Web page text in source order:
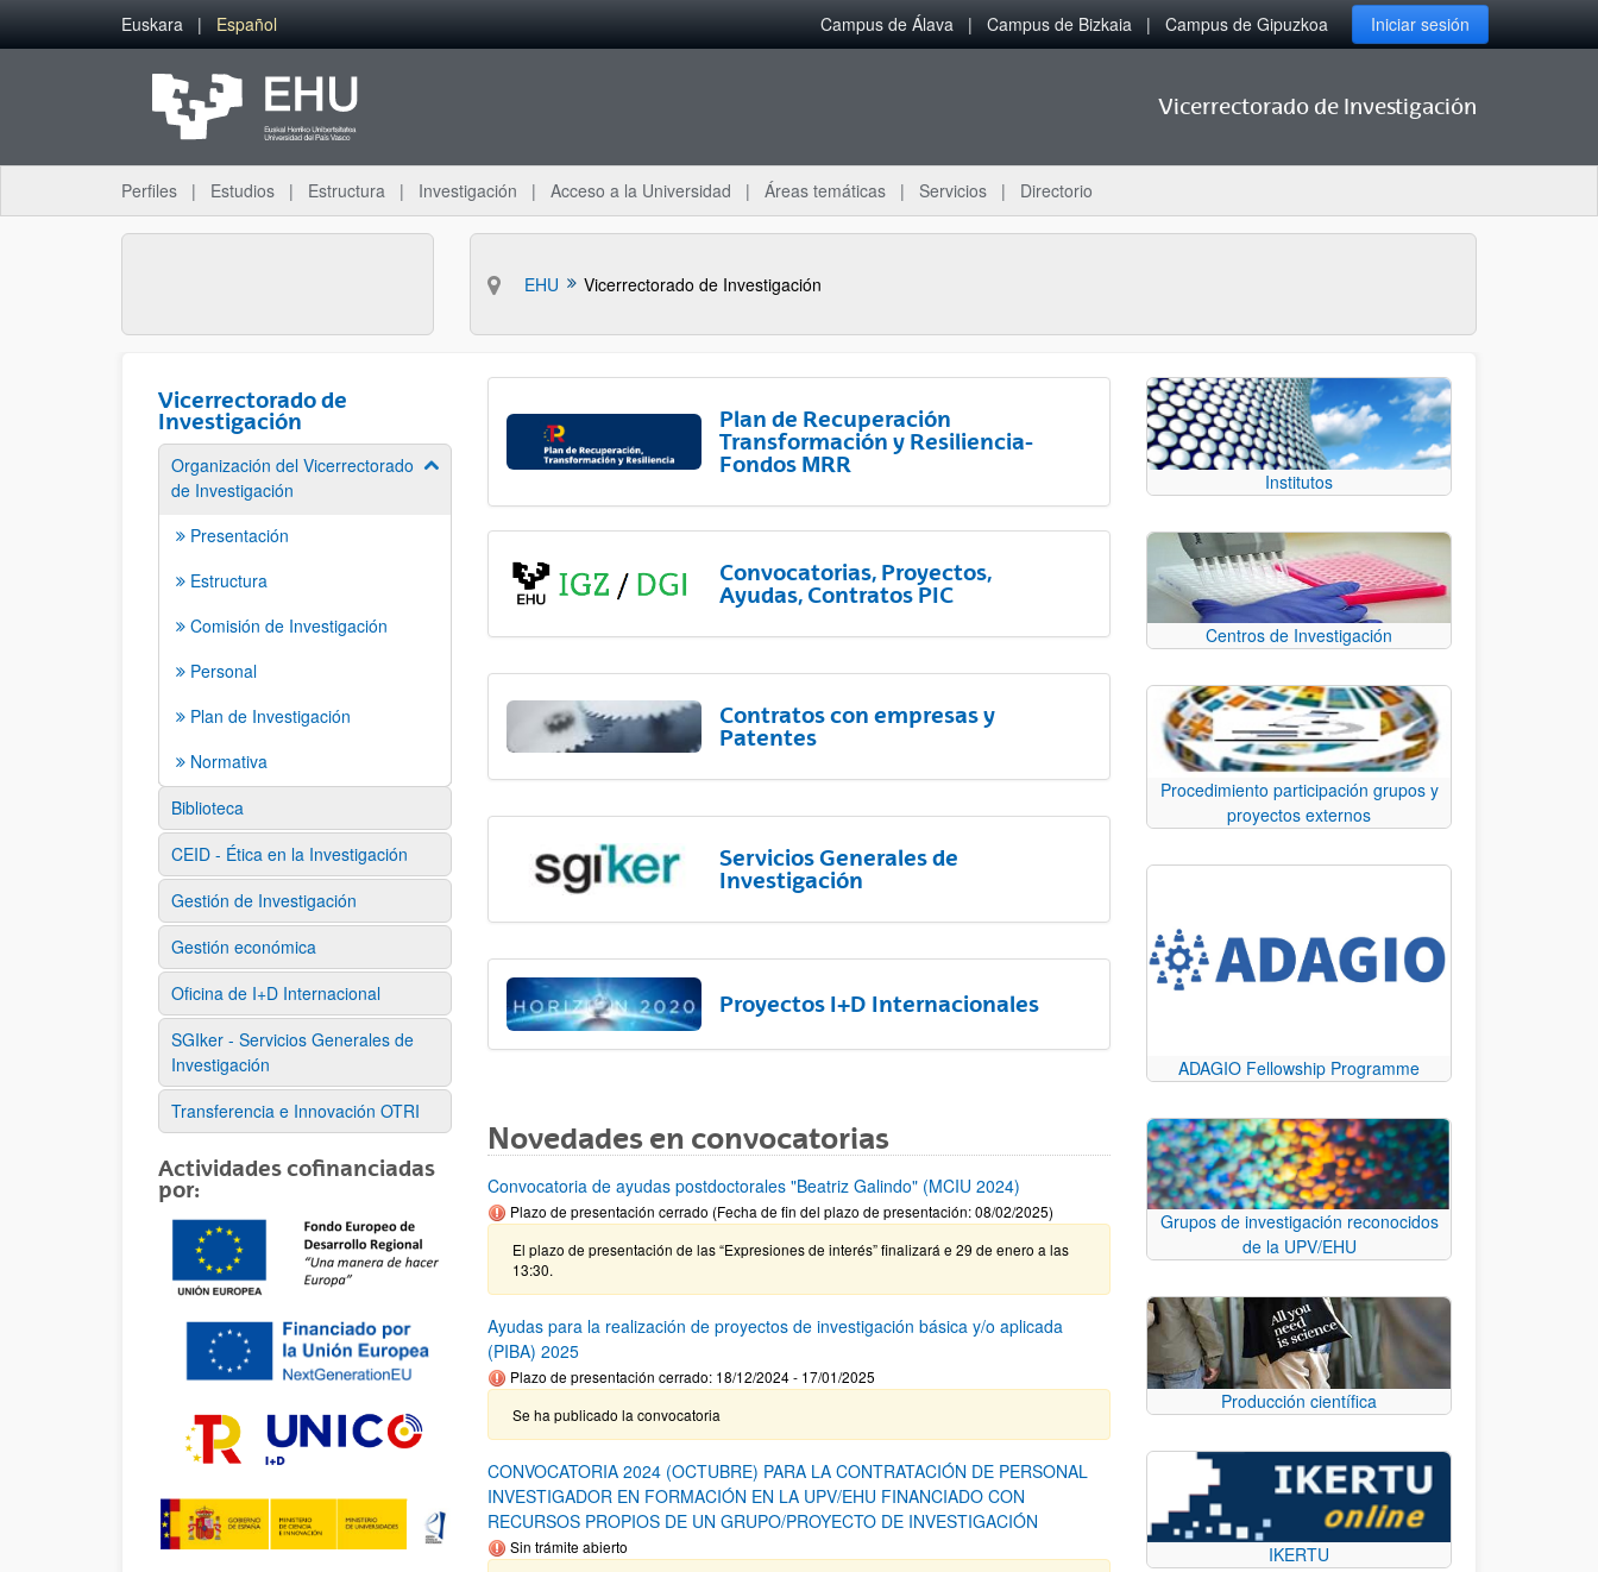
Saltar al contenido principal
Euskara Español Campus de Álava Campus de Bizkaia Campus de Gipuzkoa Iniciar sesión
Vicerrectorado de Investigación
Perfiles Estudios Estructura Investigación Acceso a la Universidad Áreas temáticas Servicios Directorio
EHU Vicerrectorado de Investigación
Vicerrectorado de
Investigación
Organización del Vicerrectorado
de Investigación
Mostrar/ocultar subpáginas
Presentación
Estructura
Comisión de Investigación
Personal
Plan de Investigación
Normativa
Biblioteca
CEID - Ética en la Investigación
Gestión de Investigación
Gestión económica
Oficina de I+D Internacional
SGIker - Servicios Generales de
Investigación
Transferencia e Innovación OTRI
Actividades cofinanciadas
por:
Plan de Recuperación
Transformación y Resiliencia-
Fondos MRR
Convocatorias, Proyectos,
Ayudas, Contratos PIC
Contratos con empresas y
Patentes
Servicios Generales de
Investigación
Proyectos I+D Internacionales
Novedades en convocatorias
Convocatoria de ayudas postdoctorales "Beatriz Galindo" (MCIU 2024)
Plazo de presentación cerrado (Fecha de fin del plazo de presentación: 08/02/2025)
El plazo de presentación de las “Expresiones de interés” finalizará e 29 de enero a las
13:30.
Ayudas para la realización de proyectos de investigación básica y/o aplicada
(PIBA) 2025
Plazo de presentación cerrado: 18/12/2024 - 17/01/2025
Se ha publicado la convocatoria
CONVOCATORIA 2024 (OCTUBRE) PARA LA CONTRATACIÓN DE PERSONAL
INVESTIGADOR EN FORMACIÓN EN LA UPV/EHU FINANCIADO CON
RECURSOS PROPIOS DE UN GRUPO/PROYECTO DE INVESTIGACIÓN
Sin trámite abierto
Institutos
Centros de Investigación
Procedimiento participación grupos y
proyectos externos
ADAGIO Fellowship Programme
Grupos de investigación reconocidos
de la UPV/EHU
Producción científica
IKERTU